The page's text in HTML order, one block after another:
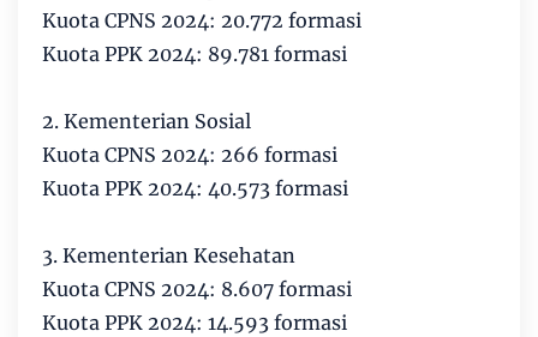
Kuota CPNS 2024: 20.772 formasi
Kuota PPK 2024: 89.781 formasi
2. Kementerian Sosial
Kuota CPNS 2024: 266 formasi
Kuota PPK 2024: 40.573 formasi
3. Kementerian Kesehatan
Kuota CPNS 2024: 8.607 formasi
Kuota PPK 2024: 14.593 formasi